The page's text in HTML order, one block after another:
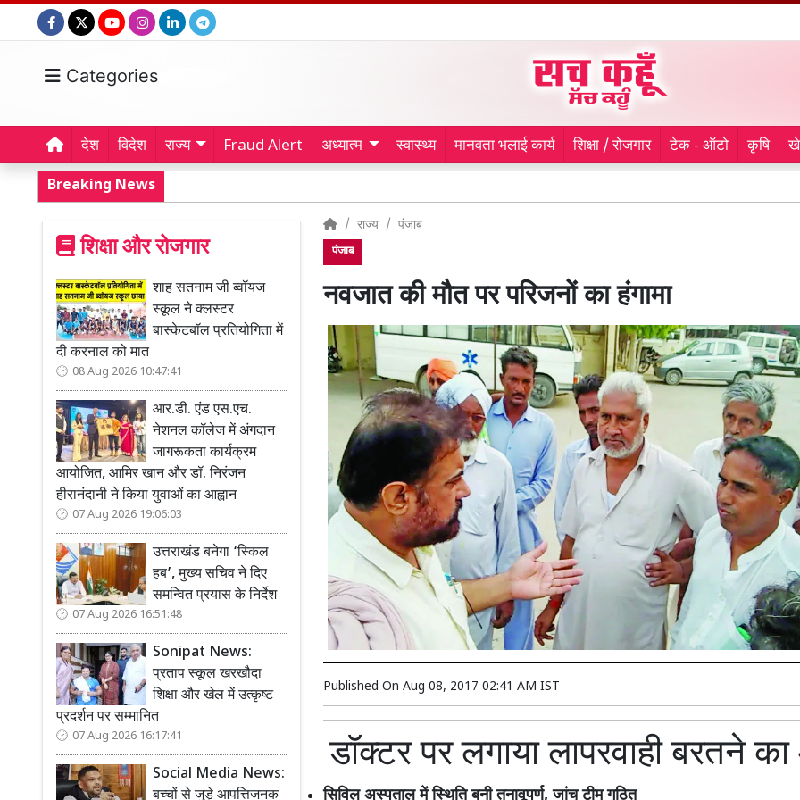
Categories
देश विदेश राज्य Fraud Alert अध्यात्म स्वास्थ्य मानवता भलाई कार्य शिक्षा / रोजगार टेक - ऑटो कृषि
Breaking News
शिक्षा और रोजगार
शाह सतनाम जी ब्वॉयज
स्कूल ने क्लस्टर
बास्केटबॉल प्रतियोगिता में
दी करनाल को मात
08 Aug 2026 10:47:41
आर.डी. एंड एस.एच.
नेशनल कॉलेज में अंगदान
जागरूकता कार्यक्रम
आयोजित, आमिर खान और डॉ. निरंजन
हीरानंदानी ने किया युवाओं का आह्वान
07 Aug 2026 19:06:03
उत्तराखंड बनेगा ‘स्किल
हब’, मुख्य सचिव ने दिए
समन्वित प्रयास के निर्देश
07 Aug 2026 16:51:48
Sonipat News:
प्रताप स्कूल खरखौदा
शिक्षा और खेल में उत्कृष्ट
प्रदर्शन पर सम्मानित
07 Aug 2026 16:17:41
Social Media News:
बच्चों से जुड़े आपत्तिजनक
राज्य पंजाब
पंजाब
नवजात की मौत पर परिजनों का हंगामा
Published On Aug 08, 2017 02:41 AM IST
डॉक्टर पर लगाया लापरवाही बरतने